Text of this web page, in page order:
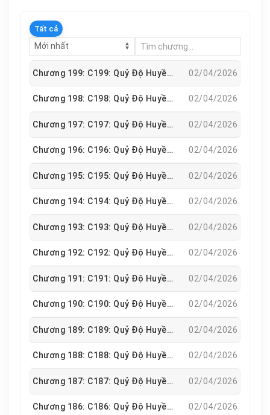
người chơi chiến thắng, boss phó bản sẽ được giải
phóng và hóa thành thần bảo vệ, bảo vệ thế giới khỏi tà
ma. Tuy nhiên, nếu thất bại, quái vật và ác quỷ sẽ sống
lại và chiếm lĩnh các khu vực liên quan đến phó bản.
Điều này rất nguy hiểm.Đối với những người chơi và
khán giả xem trực tiếp, họ sẽ cảm thấy tức giận với tên
ngu X cản trở.Vào lúc này, chỉ có một người phù hợp để
tiếp tục phó bản cấp độ thảm họa – một người đàn ông
có mái tóc dài bạc phơ, khuôn mặt mệt mỏi, ốm yếu và
chán đời. Anh ta thường trốn tránh tất cả mọi thứ, và
anh ta muốn sống chung với cái chết.Nếu bạn thích
truyệnđam mỹ, hãy đọc Chửng Cứu Bá Đạo Tổng Tài
Tất cả
Chương 199: C199: Quỷ Độ Huyền Hà 02/04/2026
Chương 198: C198: Quỷ Độ Huyền Hà 02/04/2026
Chương 197: C197: Quỷ Độ Huyền Hà 02/04/2026
Chương 196: C196: Quỷ Độ Huyền Hà 02/04/2026
Chương 195: C195: Quỷ Độ Huyền Hà 02/04/2026
Chương 194: C194: Quỷ Độ Huyền Hà 02/04/2026
Chương 193: C193: Quỷ Độ Huyền Hà 02/04/2026
Chương 192: C192: Quỷ Độ Huyền Hà 02/04/2026
Chương 191: C191: Quỷ Độ Huyền Hà 02/04/2026
Chương 190: C190: Quỷ Độ Huyền Hà 02/04/2026
Chương 189: C189: Quỷ Độ Huyền Hà 02/04/2026
Chương 188: C188: Quỷ Độ Huyền Hà 02/04/2026
Chương 187: C187: Quỷ Độ Huyền Hà 02/04/2026
Chương 186: C186: Quỷ Độ Huyền Hà 02/04/2026